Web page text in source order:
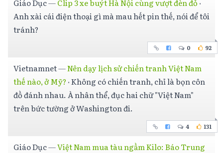
Giáo Dục—Clip 3 xe buýt Hà Nội cùng vượt đèn đỏ ·
Anh xài cái điện thoại gì mà mau hết pin thế, nói để tôi
tránh?
0 92
Vietnamnet—Nên dạy lịch sử chiến tranh Việt Nam
thế nào, ở Mỹ? ·Không có chiến tranh, chỉ là bọn côn
đồ đánh nhau. À nhân thể, đục hai chữ "Việt Nam"
trên bức tường ở Washington đi.
4 131
Giáo Dục—Việt Nam mua tàu ngầm Kilo: Báo Trung